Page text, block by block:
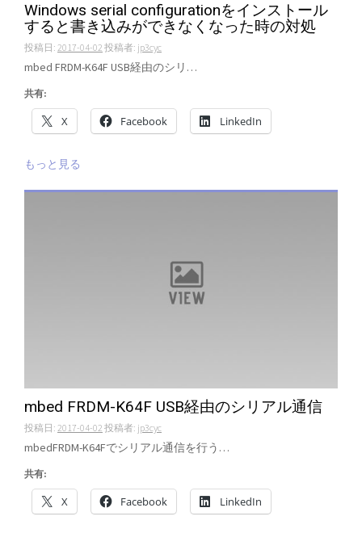
Windows serial configurationをインストール
すると書き込みができなくなった時の対処
投稿日: 2017-04-02 投稿者: jp3cyc
mbed FRDM-K64F USB経由のシリ…
共有:
X Facebook LinkedIn
もっと見る
mbed FRDM-K64F USB経由のシリアル通信
投稿日: 2017-04-02 投稿者: jp3cyc
mbedFRDM-K64Fでシリアル通信を行う…
共有:
X Facebook LinkedIn